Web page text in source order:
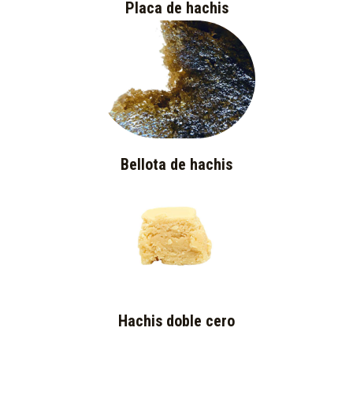
Placa de hachis
Bellota de hachis
Hachis doble cero